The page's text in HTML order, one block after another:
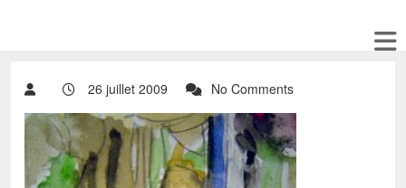
26 juillet 2009 No Comments